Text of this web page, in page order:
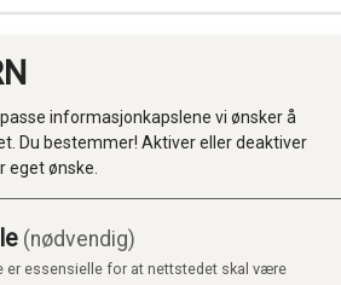
informasjonkapslene vi ønsker å
Du bestemmer! Aktiver eller deaktiver
ønske.
(nødvendig)
er essensielle for at nettstedet skal være